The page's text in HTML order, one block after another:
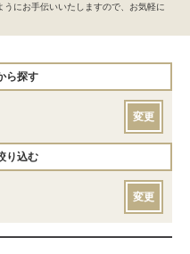
にお手伝いいたしますので、お気軽に
ら探す
変更
り込む
変更